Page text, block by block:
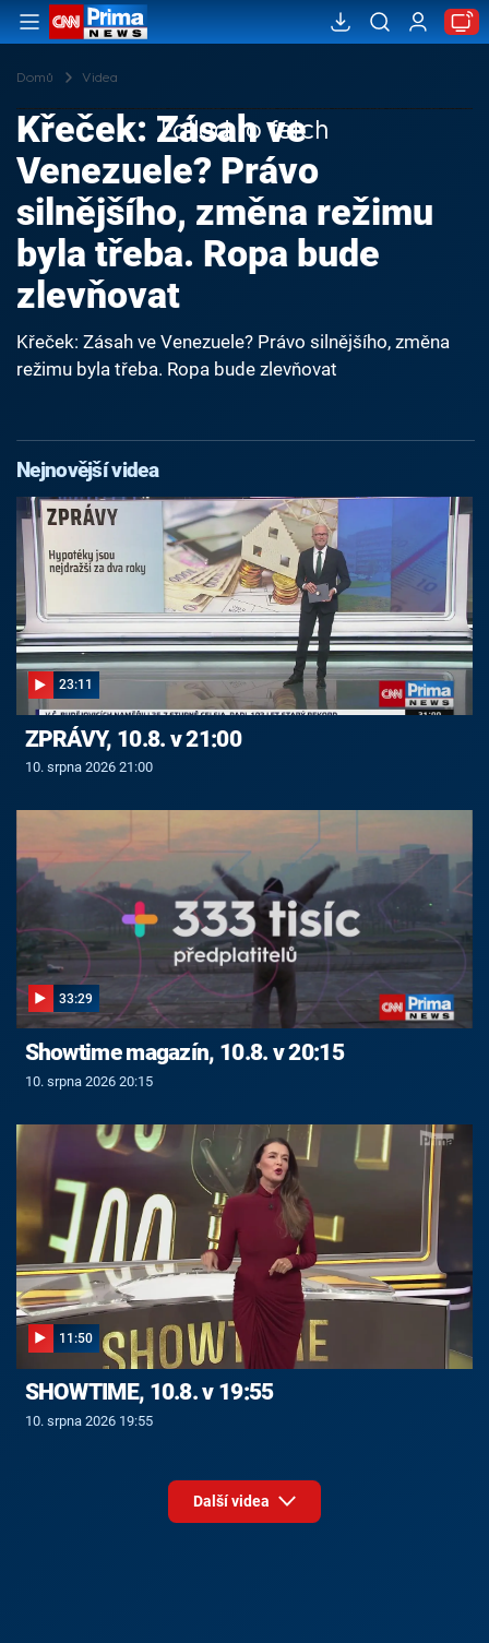
Domů Videa
Failed to fetch
Křeček: Zásah ve
Venezuele? Právo
silnějšího, změna režimu
byla třeba. Ropa bude
zlevňovat
Křeček: Zásah ve Venezuele? Právo silnějšího, změna
režimu byla třeba. Ropa bude zlevňovat
Nejnovější videa
23:11
ZPRÁVY, 10.8. v 21:00
10. srpna 2026 21:00
33:29
Showtime magazín, 10.8. v 20:15
10. srpna 2026 20:15
11:50
SHOWTIME, 10.8. v 19:55
10. srpna 2026 19:55
Další videa